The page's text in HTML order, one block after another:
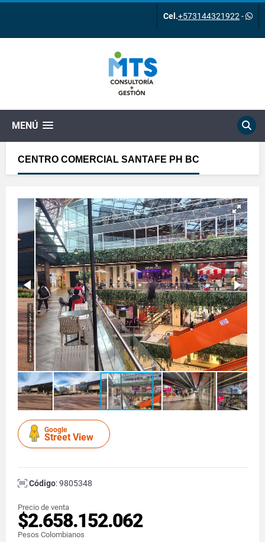
Cel.+573144321922 -
MENÚ
CENTRO COMERCIAL SANTAFE PH BC
Google
Street View
Código: 9805348
Precio de venta
$2.658.152.062
Pesos Colombianos